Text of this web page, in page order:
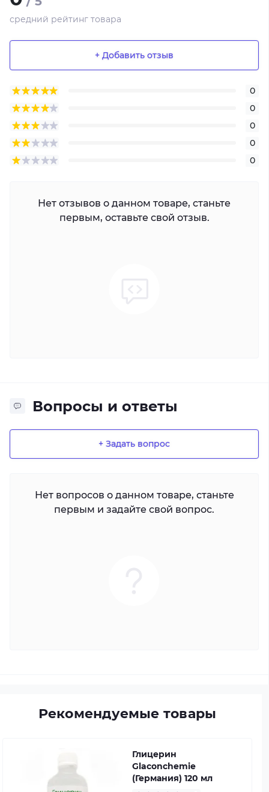
средний рейтинг товара
+ Добавить отзыв
0
0
0
0
0
Нет отзывов о данном товаре, станьте
первым, оставьте свой отзыв.
Вопросы и ответы
+ Задать вопрос
Нет вопросов о данном товаре, станьте
первым и задайте свой вопрос.
Рекомендуемые товары
Глицерин
Glaconchemie
(Германия) 120 мл